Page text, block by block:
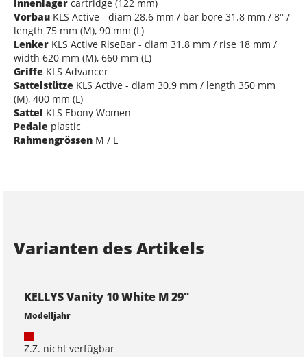
Innenlager cartridge (122 mm)
Vorbau KLS Active - diam 28.6 mm / bar bore 31.8 mm / 8° /
length 75 mm (M), 90 mm (L)
Lenker KLS Active RiseBar - diam 31.8 mm / rise 18 mm /
width 620 mm (M), 660 mm (L)
Griffe KLS Advancer
Sattelstütze KLS Active - diam 30.9 mm / length 350 mm
(M), 400 mm (L)
Sattel KLS Ebony Women
Pedale plastic
Rahmengrössen M / L
Varianten des Artikels
KELLYS Vanity 10 White M 29"
Modelljahr
Z.Z. nicht verfügbar